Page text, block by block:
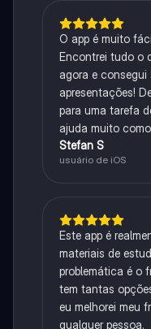
O app é muito
Encontrei tudo o
agora e consegui
apresentações!
para uma tarefa
ajuda muito
Stefan S
usuário de iOS
Este app é
materiais de
problemática é o
tem tantas
eu melhorei meu
qualquer pessoa.